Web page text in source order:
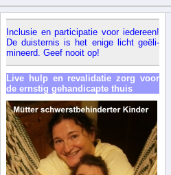
In­clu­sie en par­ti­ci­pa­tie voor ie­der­een!
De duis­ter­nis is het eni­ge licht geëli­
mi­neerd. Geef nooit op!
Li­ve hulp en re­va­li­da­tie zorg voor
de ern­stig ge­han­di­cap­te thuis